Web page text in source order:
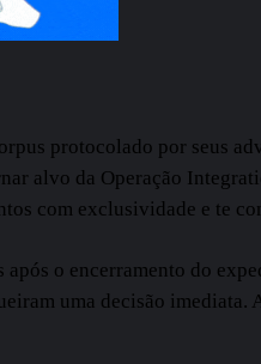
protocolado por seus
alvo da Operação
com exclusividade e te
o encerramento do
uma decisão